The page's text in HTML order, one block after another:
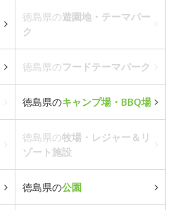
徳島県の遊園地・テーマパー
ク
徳島県のフードテーマパーク
徳島県のキャンプ場・BBQ場
徳島県の牧場・レジャー＆リ
ゾート施設
徳島県の公園